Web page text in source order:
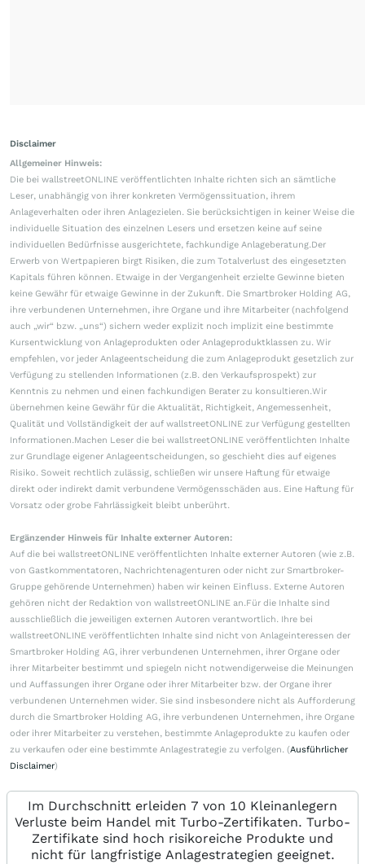
Disclaimer
Allgemeiner Hinweis:
Die bei wallstreetONLINE veröffentlichten Inhalte richten sich an sämtliche
Leser, unabhängig von ihrer konkreten Vermögenssituation, ihrem
Anlageverhalten oder ihren Anlagezielen. Sie berücksichtigen in keiner Weise die
individuelle Situation des einzelnen Lesers und ersetzen keine auf seine
individuellen Bedürfnisse ausgerichtete, fachkundige Anlageberatung.Der
Erwerb von Wertpapieren birgt Risiken, die zum Totalverlust des eingesetzten
Kapitals führen können. Etwaige in der Vergangenheit erzielte Gewinne bieten
keine Gewähr für etwaige Gewinne in der Zukunft. Die Smartbroker Holding AG,
ihre verbundenen Unternehmen, ihre Organe und ihre Mitarbeiter (nachfolgend
auch „wir“ bzw. „uns“) sichern weder explizit noch implizit eine bestimmte
Kursentwicklung von Anlageprodukten oder Anlageproduktklassen zu. Wir
empfehlen, vor jeder Anlageentscheidung die zum Anlageprodukt gesetzlich zur
Verfügung zu stellenden Informationen (z.B. den Verkaufsprospekt) zur
Kenntnis zu nehmen und einen fachkundigen Berater zu konsultieren.Wir
übernehmen keine Gewähr für die Aktualität, Richtigkeit, Angemessenheit,
Qualität und Vollständigkeit der auf wallstreetONLINE zur Verfügung gestellten
Informationen.Machen Leser die bei wallstreetONLINE veröffentlichten Inhalte
zur Grundlage eigener Anlageentscheidungen, so geschieht dies auf eigenes
Risiko. Soweit rechtlich zulässig, schließen wir unsere Haftung für etwaige
direkt oder indirekt damit verbundene Vermögensschäden aus. Eine Haftung für
Vorsatz oder grobe Fahrlässigkeit bleibt unberührt.
Ergänzender Hinweis für Inhalte externer Autoren:
Auf die bei wallstreetONLINE veröffentlichten Inhalte externer Autoren (wie z.B.
von Gastkommentatoren, Nachrichtenagenturen oder nicht zur Smartbroker-
Gruppe gehörende Unternehmen) haben wir keinen Einfluss. Externe Autoren
gehören nicht der Redaktion von wallstreetONLINE an.Für die Inhalte sind
ausschließlich die jeweiligen externen Autoren verantwortlich. Ihre bei
wallstreetONLINE veröffentlichten Inhalte sind nicht von Anlageinteressen der
Smartbroker Holding AG, ihrer verbundenen Unternehmen, ihrer Organe oder
ihrer Mitarbeiter bestimmt und spiegeln nicht notwendigerweise die Meinungen
und Auffassungen ihrer Organe oder ihrer Mitarbeiter bzw. der Organe ihrer
verbundenen Unternehmen wider. Sie sind insbesondere nicht als Aufforderung
durch die Smartbroker Holding AG, ihre verbundenen Unternehmen, ihre Organe
oder ihrer Mitarbeiter zu verstehen, bestimmte Anlageprodukte zu kaufen oder
zu verkaufen oder eine bestimmte Anlagestrategie zu verfolgen. (Ausführlicher
Disclaimer)
Im Durchschnitt erleiden 7 von 10 Kleinanlegern
Verluste beim Handel mit Turbo-Zertifikaten. Turbo-
Zertifikate sind hoch risikoreiche Produkte und
nicht für langfristige Anlagestrategien geeignet.